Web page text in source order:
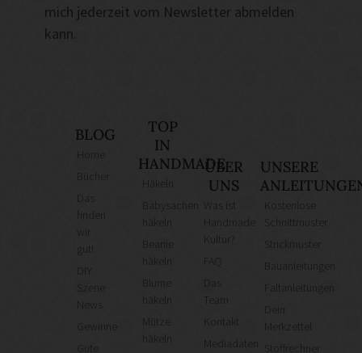
mich jederzeit vom Newsletter abmelden
kann.
BLOG
finden
gut!
News
Gute
TOP
IN
HANDMADE
häkeln
häkeln
Mütze
häkeln
ÜBER
UNS
Was ist
Kultur?
Team
Kontakt
Mediadaten
UNSERE
Kostenlose
Schnittmuster
Strickmuster
Bauanleitungen
Faltanleitungen
Merkzettel
Stoffrechner